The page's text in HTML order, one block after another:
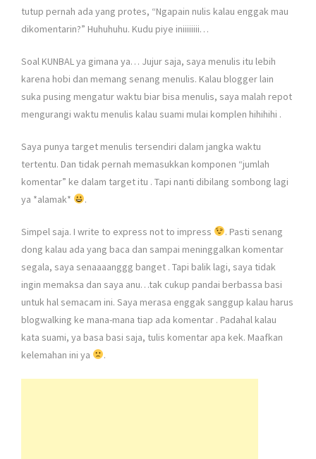
tutup pernah ada yang protes, “Ngapain nulis kalau enggak mau
dikomentarin?” Huhuhuhu. Kudu piye iniiiiiiii…
Soal KUNBAL ya gimana ya… Jujur saja, saya menulis itu lebih
karena hobi dan memang senang menulis. Kalau blogger lain
suka pusing mengatur waktu biar bisa menulis, saya malah repot
mengurangi waktu menulis kalau suami mulai komplen hihihihi .
Saya punya target menulis tersendiri dalam jangka waktu
tertentu. Dan tidak pernah memasukkan komponen “jumlah
komentar” ke dalam target itu . Tapi nanti dibilang sombong lagi
ya *alamak*
.
Simpel saja. I write to express not to impress
. Pasti senang
dong kalau ada yang baca dan sampai meninggalkan komentar
segala, saya senaaaanggg banget . Tapi balik lagi, saya tidak
ingin memaksa dan saya anu…tak cukup pandai berbassa basi
untuk hal semacam ini. Saya merasa enggak sanggup kalau harus
blogwalking ke mana-mana tiap ada komentar . Padahal kalau
kata suami, ya basa basi saja, tulis komentar apa kek. Maafkan
kelemahan ini ya
.